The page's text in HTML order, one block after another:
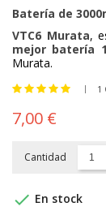
Batería de
VTC6 Murata,
mejor batería
Murata.
1
7,00 €
Cantidad
 En stock